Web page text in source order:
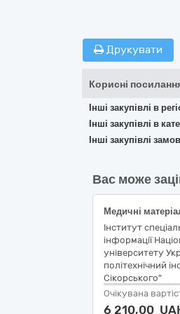
Друкувати
Корисні
Інші закупівлі в
Інші закупівлі в
Інші закупівлі
Вас може
Медичні
Інститут
інформації
університету
політехнічний
Сікорського"
Очікувана
6 210,00